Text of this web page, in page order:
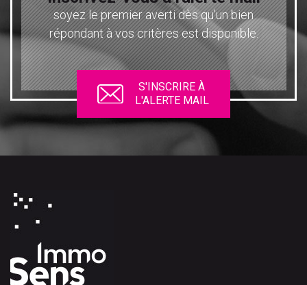
soyez le premier averti dès qu’un bien
répondant à vos critères est disponible.
S'INSCRIRE À
L'ALERTE MAIL